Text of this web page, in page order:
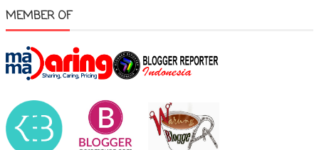
MEMBER OF